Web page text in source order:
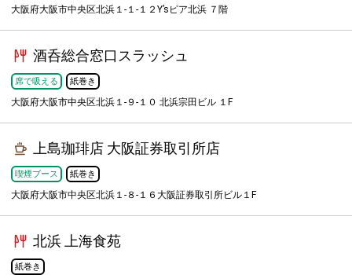
大阪府大阪市中央区北浜１-１-１２Y’sピア北浜 ７階
酒呑総合窓口スラッシュ
席で吸える 紙巻き
大阪府大阪市中央区北浜１-９-１０ 北浜宗田ビル １F
上島珈琲店 大阪証券取引所店
喫煙ブース 紙巻き
大阪府大阪市中央区北浜１-８-１６大阪証券取引所ビル１F
北浜 上海食苑
紙巻き